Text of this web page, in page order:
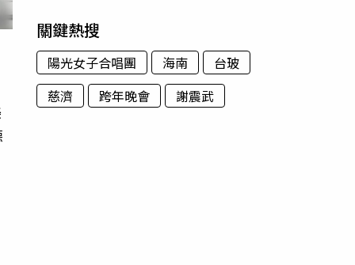
關鍵熱搜
陽光女子合唱團 海南
台玻
慈濟
跨年晚會 謝震武